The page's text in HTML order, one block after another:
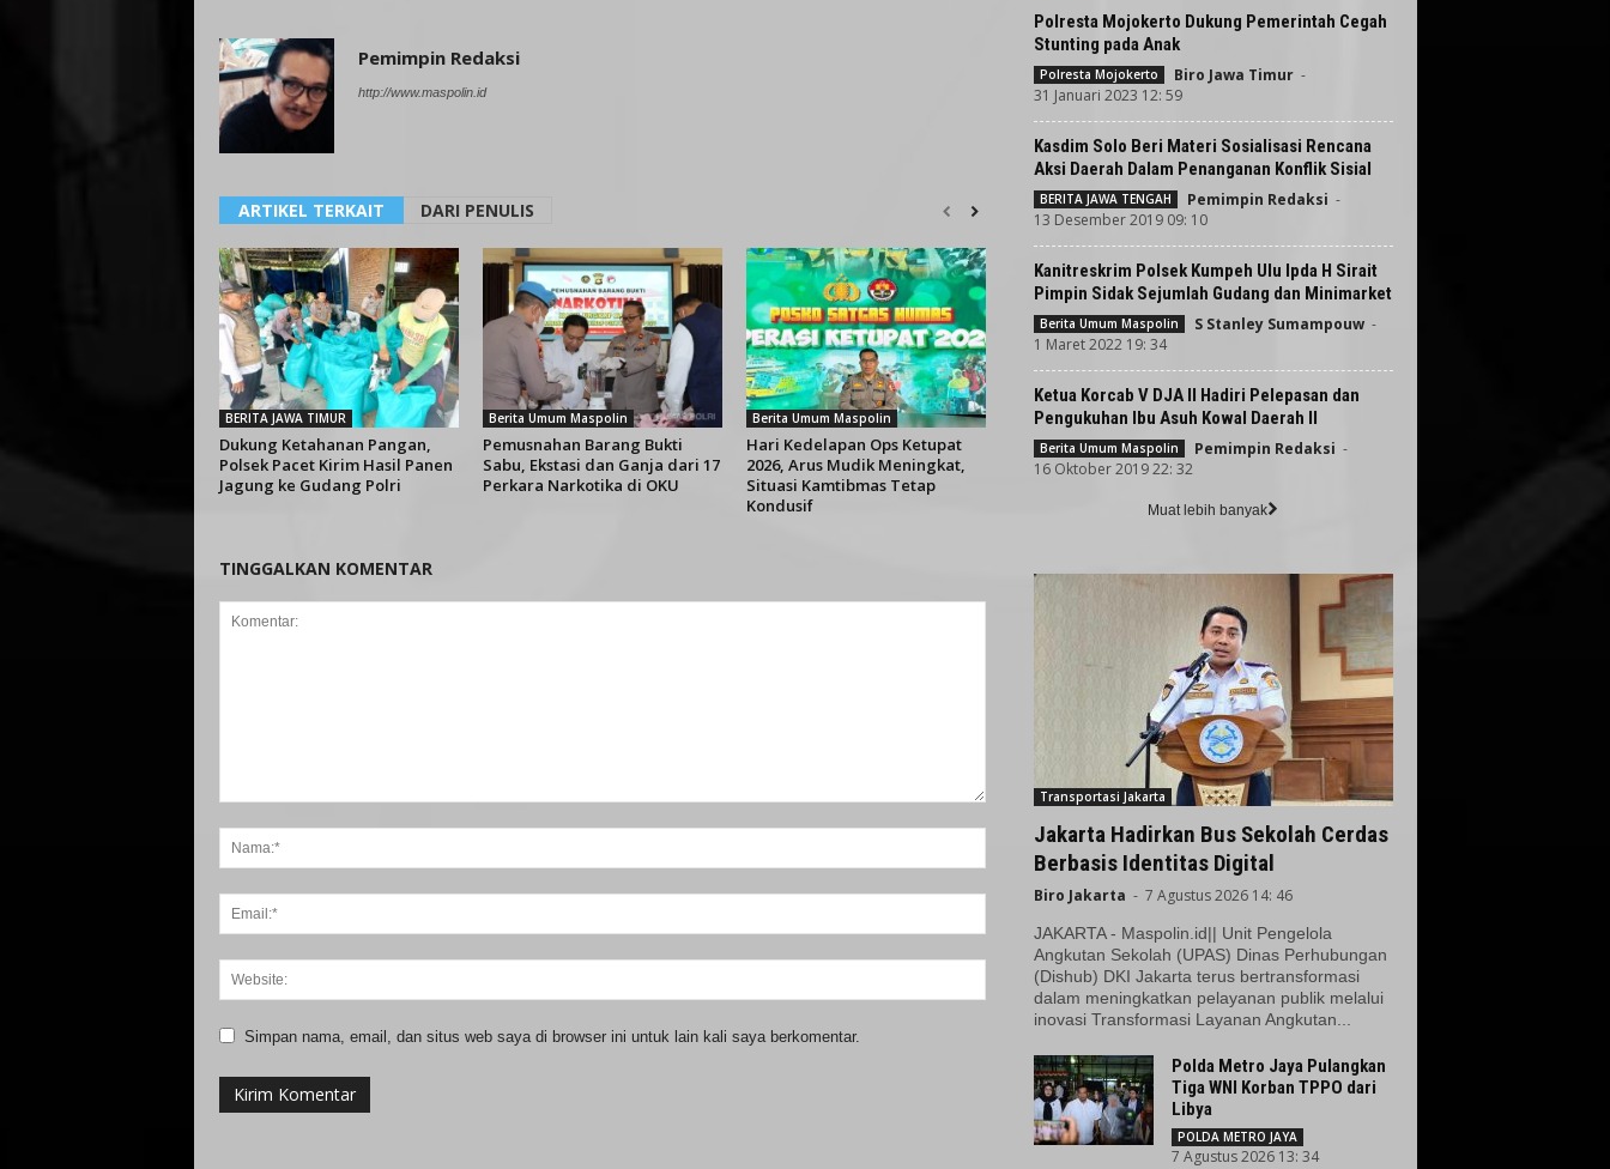
Pemimpin Redaksi
http://www.maspolin.id
ARTIKEL TERKAIT DARI PENULIS
BERITA JAWA TIMUR
Dukung Ketahanan Pangan,
Polsek Pacet Kirim Hasil Panen
Jagung ke Gudang Polri
Berita Umum Maspolin
Pemusnahan Barang Bukti
Sabu, Ekstasi dan Ganja dari 17
Perkara Narkotika di OKU
Berita Umum Maspolin
Hari Kedelapan Ops Ketupat
2026, Arus Mudik Meningkat,
Situasi Kamtibmas Tetap
Kondusif
TINGGALKAN KOMENTAR
Simpan nama, email, dan situs web saya di browser ini untuk lain kali saya berkomentar.
Polresta Mojokerto Dukung Pemerintah Cegah
Stunting pada Anak
Polresta Mojokerto Biro Jawa Timur -
31 Januari 2023 12: 59
Kasdim Solo Beri Materi Sosialisasi Rencana
Aksi Daerah Dalam Penanganan Konflik Sisial
BERITA JAWA TENGAH Pemimpin Redaksi -
13 Desember 2019 09: 10
Kanitreskrim Polsek Kumpeh Ulu Ipda H Sirait
Pimpin Sidak Sejumlah Gudang dan Minimarket
Berita Umum Maspolin S Stanley Sumampouw -
1 Maret 2022 19: 34
Ketua Korcab V DJA II Hadiri Pelepasan dan
Pengukuhan Ibu Asuh Kowal Daerah II
Berita Umum Maspolin Pemimpin Redaksi -
16 Oktober 2019 22: 32
Muat lebih banyak
Transportasi Jakarta
Jakarta Hadirkan Bus Sekolah Cerdas
Berbasis Identitas Digital
Biro Jakarta - 7 Agustus 2026 14: 46
JAKARTA - Maspolin.id|| Unit Pengelola
Angkutan Sekolah (UPAS) Dinas Perhubungan
(Dishub) DKI Jakarta terus bertransformasi
dalam meningkatkan pelayanan publik melalui
inovasi Transformasi Layanan Angkutan...
Polda Metro Jaya Pulangkan
Tiga WNI Korban TPPO dari
Libya
POLDA METRO JAYA
7 Agustus 2026 13: 34